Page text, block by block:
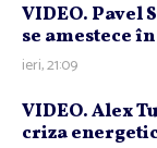
VIDEO. Pavel
se amestece
ieri, 21:09
VIDEO. Alex
criza